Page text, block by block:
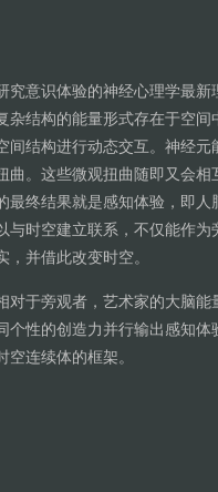
究意识体验的神经心理学最
杂结构的能量形式存在于空
间结构进行动态交互。神经
曲。这些微观扭曲随即又会
最终结果就是感知体验，即
与时空建立联系，不仅能作
，并借此改变时空。
对于旁观者，艺术家的大脑
个性的创造力并行输出感知
空连续体的框架。